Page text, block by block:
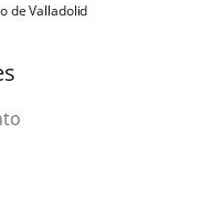
de Valladolid